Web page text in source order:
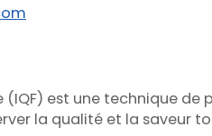
(IQF) est une technique
la qualité et la saveur